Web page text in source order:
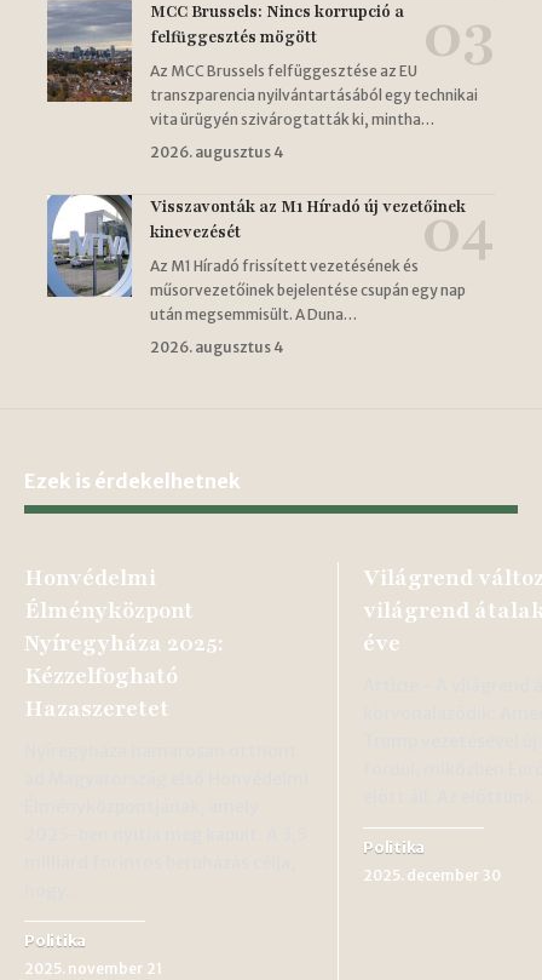
MCC Brussels: Nincs korrupció a
felfüggesztés mögött
Az MCC Brussels felfüggesztése az EU
transzparencia nyilvántartásából egy technikai
vita ürügyén szivárogtatták ki, mintha…
2026. augusztus 4
Visszavonták az M1 Híradó új vezetőinek
kinevezését
Az M1 Híradó frissített vezetésének és
műsorvezetőinek bejelentése csupán egy nap
után megsemmisült. A Duna…
2026. augusztus 4
Ezek is érdekelhetnek
Honvédelmi
Élményközpont
Nyíregyháza 2025:
Kézzelfogható
Hazaszeretet
Politika
2025. november 21
Világrend
világrend
éve
Politika
2025. december 30